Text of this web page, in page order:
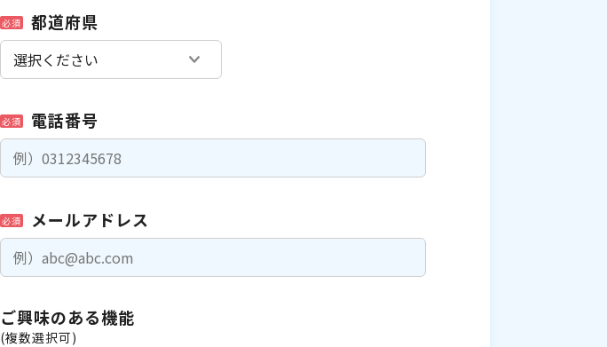
必須 都道府県
必須 電話番号
必須 メールアドレス
ご興味のある機能
(複数選択可)